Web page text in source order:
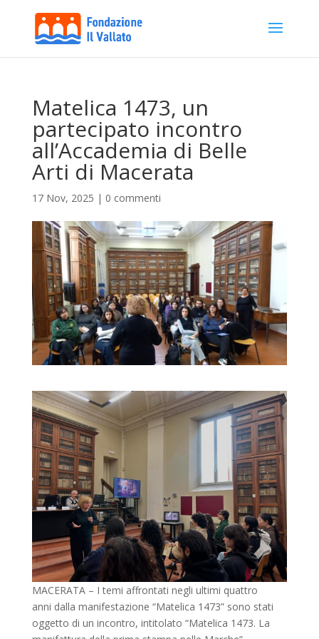
Matelica 1473, un
partecipato incontro
all’Accademia di Belle
Arti di Macerata
17 Nov, 2025 | 0 commenti
MACERATA – I temi affrontati negli ultimi quattro
anni dalla manifestazione “Matelica 1473” sono stati
oggetto di un incontro, intitolato “Matelica 1473. La